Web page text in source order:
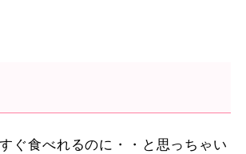
ぐ食べれるのに・・と思っちゃい